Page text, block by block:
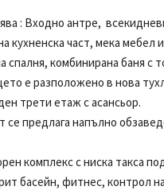
: Входно антре,
кухненска част, мека мебел
спалня, комбинирана баня с
е разположено в нова
трети етаж с асансьор.
се предлага напълно
комплекс с ниска такса
басейн, фитнес, контрол